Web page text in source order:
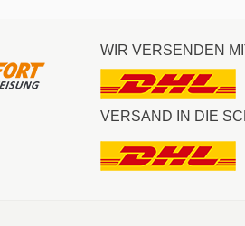
WIR VERSENDEN
VERSAND IN DIE